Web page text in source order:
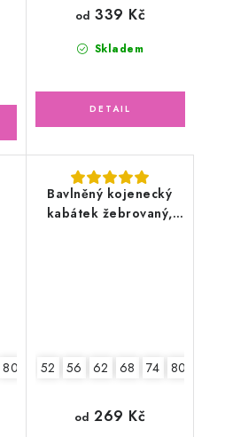
Skladem
od 339 Kč
80 86 2.jakost v.86
Bavlněný kojenecký
kabátek žebrovaný,
52 56 62 68 74 80
od 269 Kč